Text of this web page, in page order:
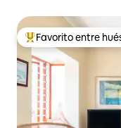
De los mejores en
Favorito entre